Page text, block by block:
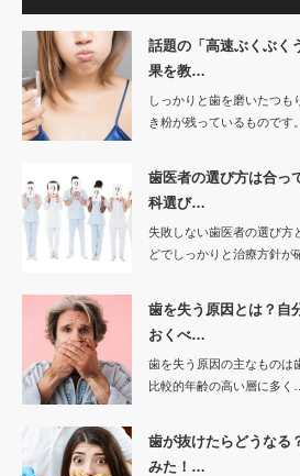
話題の「高速ぶくぶく
果を教…
しっかりと歯を磨いたつも
き粉が残っているものです
歯医者の選び方は合っ
科選び…
失敗しない歯医者の選び方
どでしっかりと治療方針が
歯を失う原因とは？自
おくべ…
歯を失う原因の主なものは
比較的年齢の高い層に多く…
歯が抜けたらどうなる
みた！…